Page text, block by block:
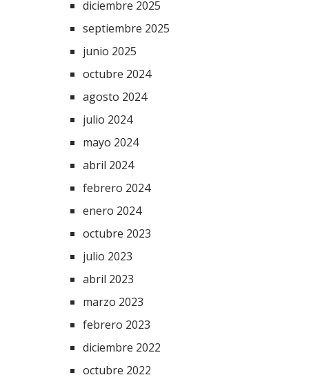
diciembre 2025
septiembre 2025
junio 2025
octubre 2024
agosto 2024
julio 2024
mayo 2024
abril 2024
febrero 2024
enero 2024
octubre 2023
julio 2023
abril 2023
marzo 2023
febrero 2023
diciembre 2022
octubre 2022